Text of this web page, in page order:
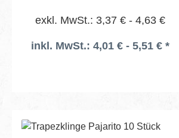
exkl. MwSt.: 3,37 € - 4,63 €
inkl. MwSt.: 4,01 € - 5,51 € *